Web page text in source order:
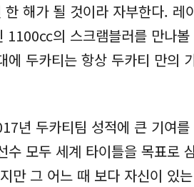
해가 될 것이라 자부한다.
의 스크램블러를 만나
두카티는 항상 두카티 만의
년 두카티팀 성적에 큰 기여
모두 세계 타이틀을 목표로
만 그 어느 때 보다 자신이 있